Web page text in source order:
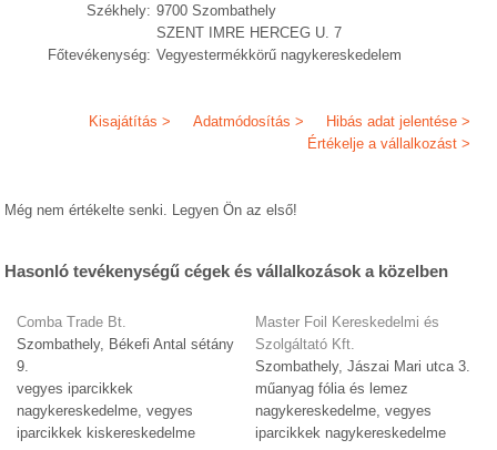
Székhely: 9700 Szombathely
SZENT IMRE HERCEG U. 7
Főtevékenység: Vegyestermékkörű nagykereskedelem
Hibás adat jelentése >
Adatmódosítás >
Kisajátítás >
Értékelje a vállalkozást >
Még nem értékelte senki. Legyen Ön az első!
Hasonló tevékenységű cégek és vállalkozások a közelben
Comba Trade Bt.
Szombathely, Békefi Antal sétány
9.
vegyes iparcikkek
nagykereskedelme, vegyes
iparcikkek kiskereskedelme
Master Foil Kereskedelmi és
Szolgáltató Kft.
Szombathely, Jászai Mari utca 3.
műanyag fólia és lemez
nagykereskedelme, vegyes
iparcikkek nagykereskedelme